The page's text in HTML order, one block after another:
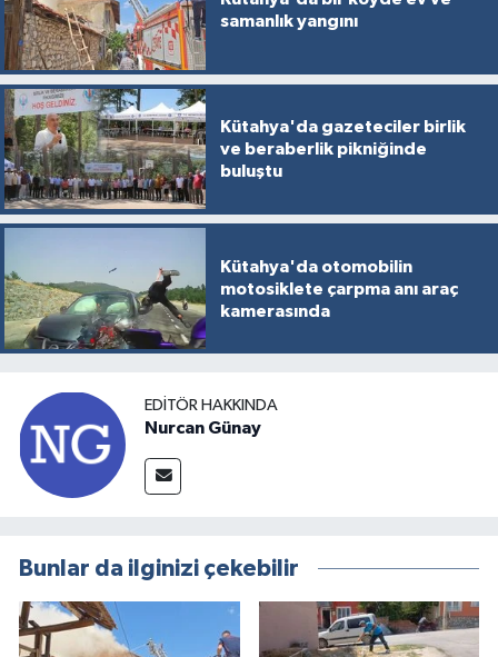
samanlık yangını
Kütahya'da gazeteciler birlik
ve beraberlik pikniğinde
buluştu
Kütahya'da otomobilin
motosiklete çarpma anı araç
kamerasında
EDITÖR HAKKINDA
Nurcan Günay
Bunlar da ilginizi çekebilir